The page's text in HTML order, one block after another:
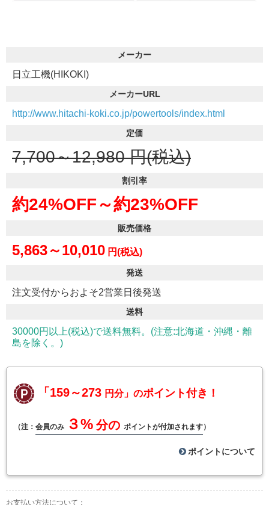
メーカー
日立工機(HIKOKI)
メーカーURL
http://www.hitachi-koki.co.jp/powertools/index.html
定価
7,700～12,980 円(税込)
割引率
約24%OFF～約23%OFF
販売価格
5,863～10,010 円(税込)
発送
注文受付からおよそ2営業日後発送
送料
30000円以上(税込)で送料無料。(注意:北海道・沖縄・離
島を除く。)
「159～273 円分」のポイント付き！
（注： 会員のみ ３% 分の ポイントが付加されます）
ポイントについて
お支払い方法について：